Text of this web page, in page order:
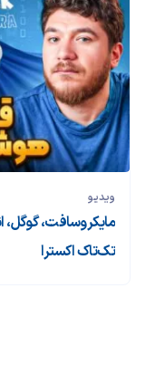
ویدیو
مایکروسافت، گوگل،
تک‌تاک اکسترا